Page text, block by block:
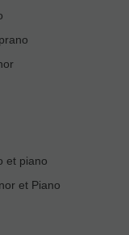
et piano
et Piano